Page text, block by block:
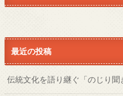
最近の投稿
伝統文化を語り継ぐ「のじり聞